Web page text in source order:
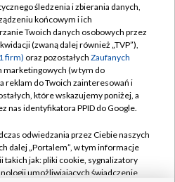
TVP
TVP
prywatności
zgody
Pomoc
Kontakt
śledzenia i zbierania danych,
końcowym i ich
Twoich danych osobowych przez
(zwaną dalej również „TVP”),
firm) oraz pozostałych Zaufanych
marketingowych (w tym do
reklam do Twoich zainteresowań i
które wskazujemy poniżej, a
nas identyfikatora PPID do Google.
odwiedzania przez Ciebie naszych
dalej „Portalem”, w tym informacje
takich jak: pliki cookie, sygnalizatory
umożliwiających świadczenie